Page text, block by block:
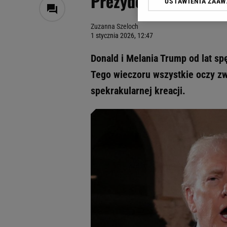
Zuzanna Szeloch
1 stycznia 2026, 12:47
Donald i Melania Trump od lat
Tego wieczoru wszystkie oczy
spekrakularnej kreacji.
Klikając „Akceptuję”
odnośnik „Ustawienia
My, nasi Zaufani
Użycie dokładnych
Przechowywanie